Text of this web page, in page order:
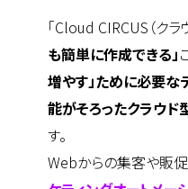
「Cloud CIRCUS（クラ
も簡単に作成できる」
増やす」ために必要な
能がそろったクラウ
す。
Webからの集客や販